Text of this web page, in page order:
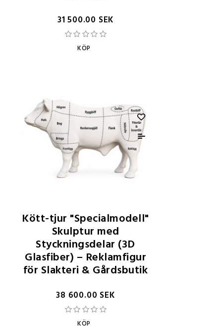
31 500.00 SEK
KÖP
Kött-tjur "Specialmodell"
Skulptur med
Styckningsdelar (3D
Glasfiber) – Reklamfigur
för Slakteri & Gårdsbutik
38 600.00 SEK
KÖP